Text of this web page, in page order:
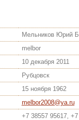
Мельников Юрий
melbor
10 декабря 2011
Рубцовск
15 ноября 1962
melbor2008@ya.ru
+7 38557 95617,